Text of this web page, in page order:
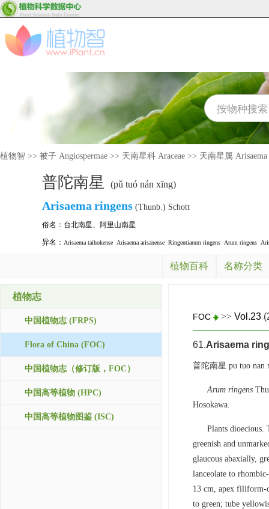
植物智 >> 被子 Angiospermae >> 天南星科 Araceae >> 天南星属 Arisaema
普陀南星 (pǔ tuó nán xīng)
Arisaema ringens (Thunb.) Schott
俗名： 台北南星、 阿里山南星
异名： Arisaema taihokense Arisaema arisanense Ringentiarum ringens Arum ringens
植物百科 名称分类
植物志
中国植物志 (FRPS)
Flora of China (FOC)
中国植物志（修订版，FOC）
中国高等植物 (HPC)
中国高等植物图鉴 (ISC)
FOC >> Vol.23
61.Arisaema
普陀南星 pu tuo nan
Arum ringens
Hosokawa.
Plants dioecious.
greenish and
glaucous abaxially,
lanceolate to
13 cm, apex filiform-
to green; tube